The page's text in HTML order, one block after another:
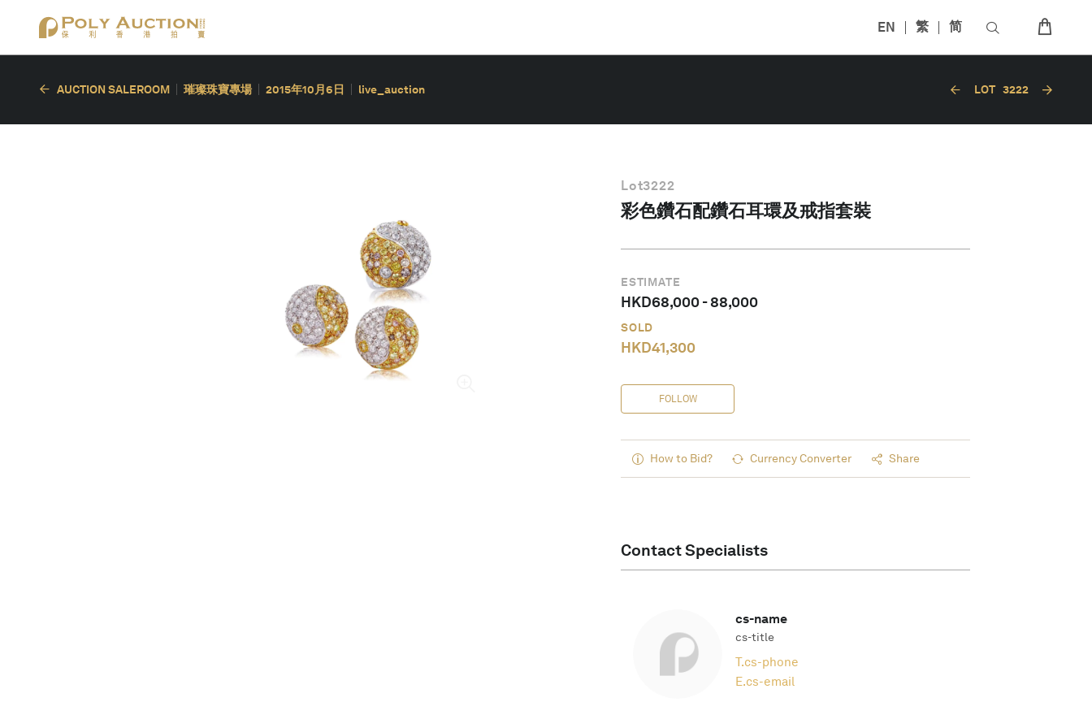
EN 繁 简
AUCTION SALEROOM 璀璨珠寶專場 2015年10月6日 live_auction LOT 3222
Lot3222
彩色鑽石配鑽石耳環及戒指套裝
ESTIMATE
HKD68,000-88,000
SOLD
HKD41,300
FOLLOW
How to Bid? Currency Converter Share
Contact Specialists
cs-name
cs-title
T.cs-phone
E.cs-email